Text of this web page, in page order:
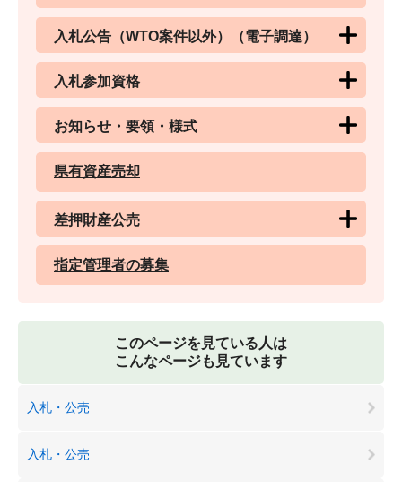
入札公告（WTO案件以外）（電子調達）
入札参加資格
お知らせ・要領・様式
県有資産売却
差押財産公売
指定管理者の募集
このページを見ている人は
こんなページも見ています
入札・公売
入札・公売